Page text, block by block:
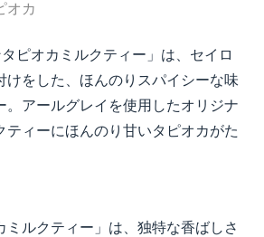
オカ
タピオカミルクティー」は、セイロ
けをした、ほんのりスパイシーな味
。アールグレイを使用したオリジナ
ティーにほんのり甘いタピオカがた
ミルクティー」は、独特な香ばしさ